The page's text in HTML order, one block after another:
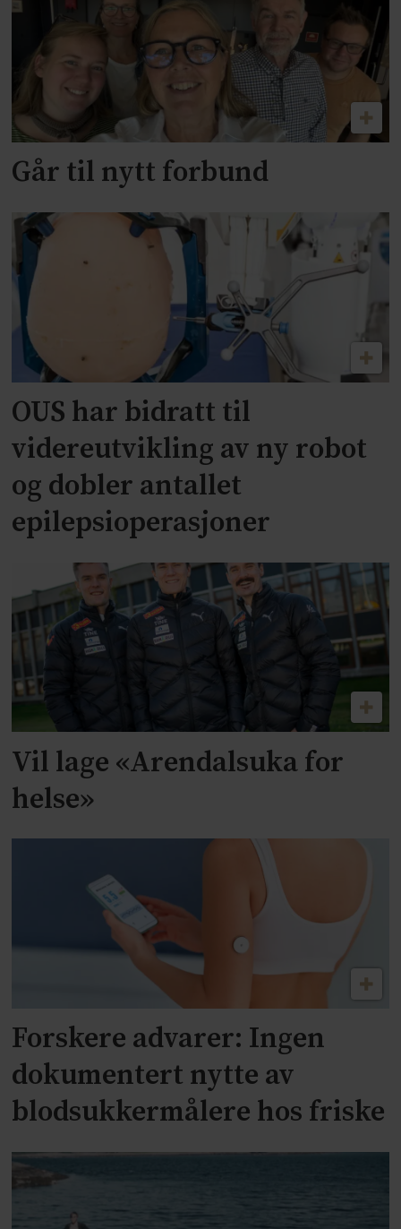
Går til nytt forbund
OUS har bidratt til
videreutvikling av ny robot
og dobler antallet
epilepsioperasjoner
Vil lage «Arendalsuka for
helse»
Forskere advarer: Ingen
dokumentert nytte av
blodsukkermålere hos friske